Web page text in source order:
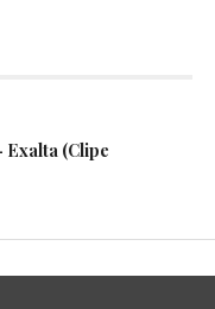
Exalta (Clipe